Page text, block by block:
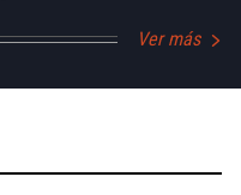
Ver más